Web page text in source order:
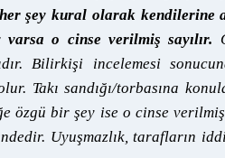
şey kural olarak
o cinse verilmiş sayılır.
Bilirkişi incelemesi
Takı sandığı/torbasına
özgü bir şey ise o cinse
Uyuşmazlık, tarafların